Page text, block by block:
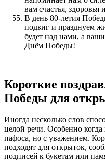
вам счастья,
В день 80-летия
подвиг и празднуем
будет над нами, а
Днём Победы!
Короткие
Победы для
Иногда несколько слов
целой речи. Особенно когда
пафоса, но с уважением.
подходят для открыток,
подписей к букетам или